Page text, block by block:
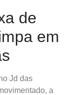
de
em
Jd das
a